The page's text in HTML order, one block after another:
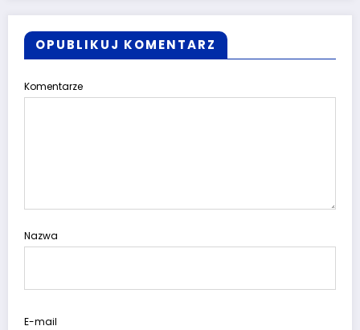
OPUBLIKUJ KOMENTARZ
Komentarze
Nazwa
E-mail